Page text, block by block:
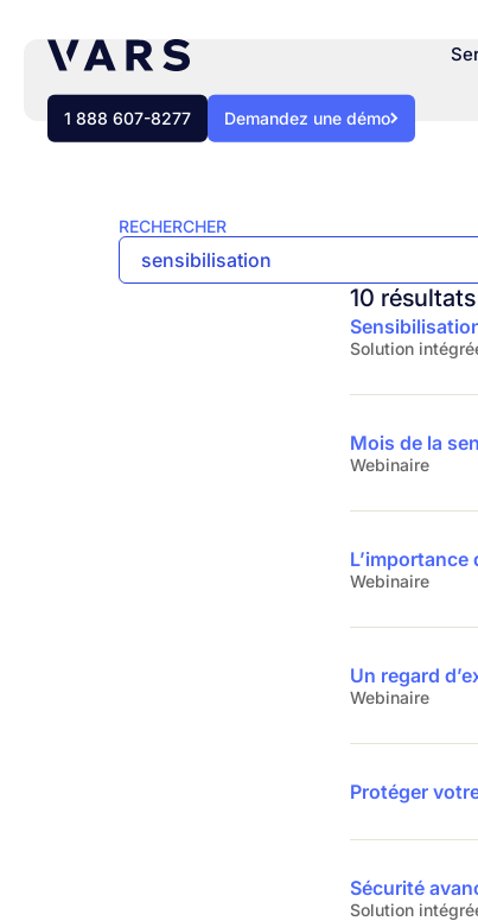
1 888 607-8277 Demandez une démo
RECHERCHER
10
Solution
Mois de la
Webinaire
Webinaire
Un regard
Webinaire
Protéger
Sécurité
Solution